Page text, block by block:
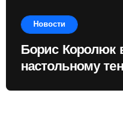
Новости
Борис Королюк
настольному